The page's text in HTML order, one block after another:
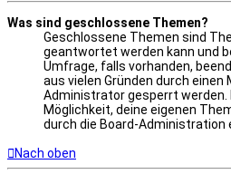
Was sind geschlossene Themen?
Geschlossene Themen sind
geantwortet werden kann und
Umfrage, falls vorhanden,
aus vielen Gründen durch einen
Administrator gesperrt werden.
Möglichkeit, deine eigenen
durch die Board-Administration
Nach oben